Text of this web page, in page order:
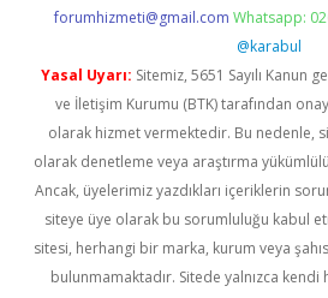
forumhizmeti@gmail.com Whatsapp:
@karabul
Yasal Uyarı: Sitemiz, 5651 Sayılı Kanun
ve İletişim Kurumu (BTK) tarafından
olarak hizmet vermektedir. Bu nedenle,
olarak denetleme veya araştırma
Ancak, üyelerimiz yazdıkları içeriklerin
siteye üye olarak bu sorumluluğu kabul
sitesi, herhangi bir marka, kurum veya
bulunmamaktadır. Sitede yalnızca kendi